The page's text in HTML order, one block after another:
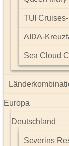
TUI
AIDA-
Sea Cloud
Europa
Deutschland
Severins
www.cosmic-
Fotos: Hawaii